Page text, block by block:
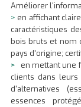
Améliorer
> en affichant
caractéristiques
bois bruts et nom
pays d'origine;
> en mettant une
clients dans
d'alternatives
essences